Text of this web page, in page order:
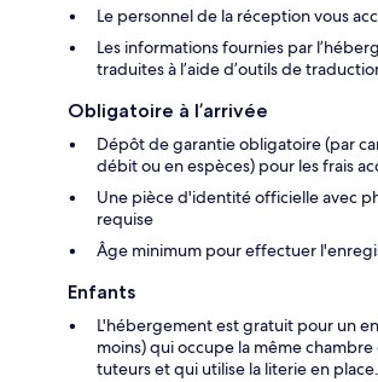
Le personnel de la réception vous
Les informations fournies par
traduites à l’aide d’outils de
Obligatoire à l’arrivée
Dépôt de garantie obligatoire (par
débit ou en espèces) pour les frais
Une pièce d'identité officielle avec
requise
Âge minimum pour effectuer
Enfants
L'hébergement est gratuit pour un
moins) qui occupe la même
tuteurs et qui utilise la literie en place.